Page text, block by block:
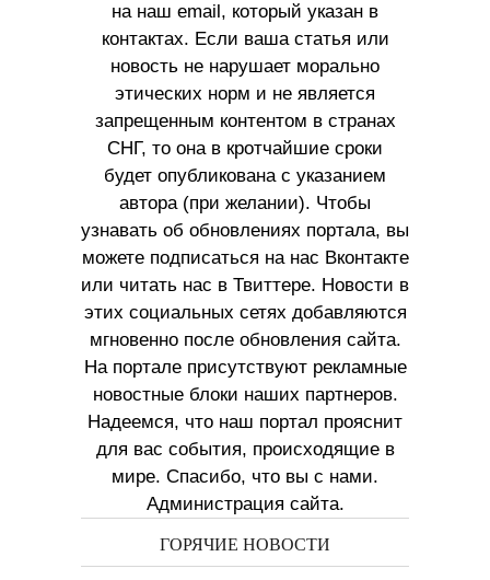
на наш email, который указан в
контактах. Если ваша статья или
новость не нарушает морально
этических норм и не является
запрещенным контентом в странах
СНГ, то она в кротчайшие сроки
будет опубликована с указанием
автора (при желании). Чтобы
узнавать об обновлениях портала, вы
можете подписаться на нас Вконтакте
или читать нас в Твиттере. Новости в
этих социальных сетях добавляются
мгновенно после обновления сайта.
На портале присутствуют рекламные
новостные блоки наших партнеров.
Надеемся, что наш портал прояснит
для вас события, происходящие в
мире. Спасибо, что вы с нами.
Администрация сайта.
ГОРЯЧИЕ НОВОСТИ